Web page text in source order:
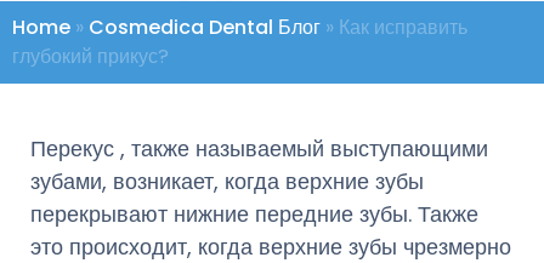
Home » Cosmedica Dental Блог » Как исправить
глубокий прикус?
Перекус , также называемый выступающими
зубами, возникает, когда верхние зубы
перекрывают нижние передние зубы. Также
это происходит, когда верхние зубы чрезмерно